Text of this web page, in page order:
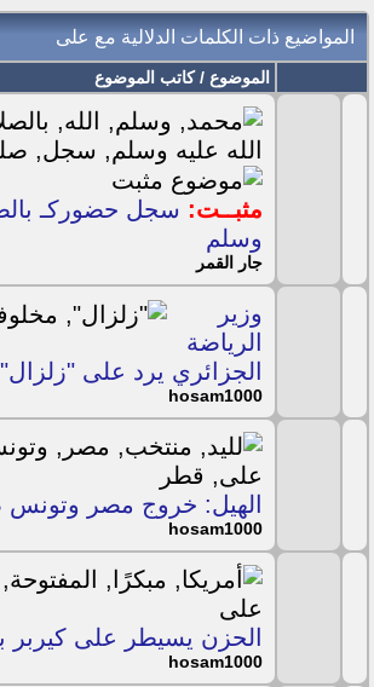
المواضيع ذات الكلمات الدلالية مع على
الموضوع / كاتب الموضوع
مثبــت: سجل حضوركـ
وسلم
جار القمر
وزير
الرياضة
الجزائري يرد على
hosam1000
الهيل: خروج مصر
hosam1000
الحزن يسيطر على كيربر
hosam1000